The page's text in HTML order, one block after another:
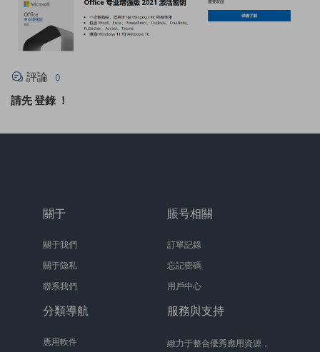
評論 0
請先登錄 ！
關于
關于我們
關于隐私
聯系我們
賬号相關
訂單記錄
忘記密碼
用戶中心
分類導航
應用軟件
服務與支持
緻力于整合優秀應用資源，